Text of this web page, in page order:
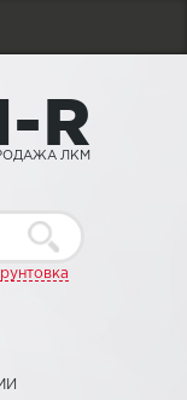
-R
ЛКМ